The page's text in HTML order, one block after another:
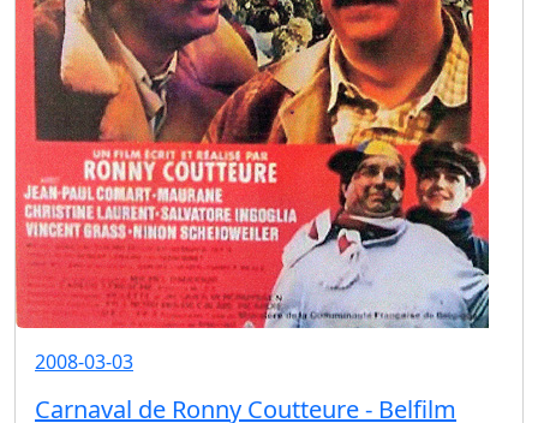
2008-03-03
Carnaval de Ronny Coutteure - Belfilm